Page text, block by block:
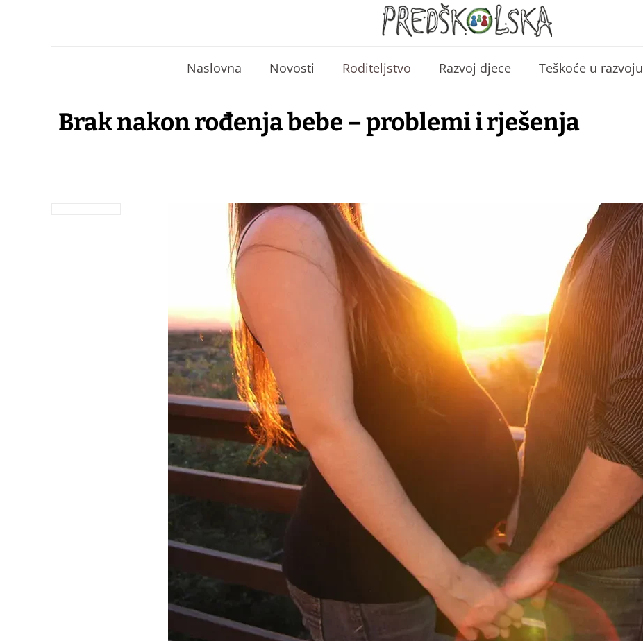
Naslovna Novosti Roditeljstvo Razvoj djece Teškoće u razvoju
Brak nakon rođenja bebe – problemi i rješenja